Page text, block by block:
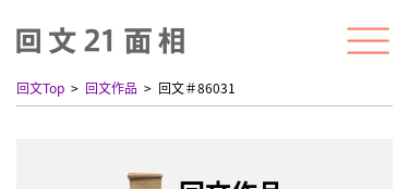
回文Top 回文作品 回文＃86031